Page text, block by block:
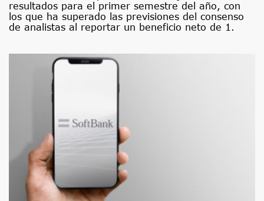
resultados para el primer semestre del año, con
los que ha superado las previsiones del consenso
de analistas al reportar un beneficio neto de 1.